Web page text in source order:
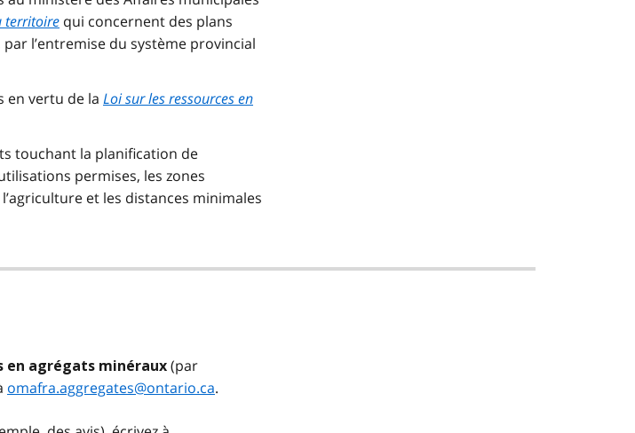
territoire qui concernent des plans
l’entremise du système provincial
en vertu de la Loi sur les ressources en
touchant la planification de
permises, les zones
et les distances minimales
en agrégats minéraux (par
omafra.aggregates@ontario.ca.